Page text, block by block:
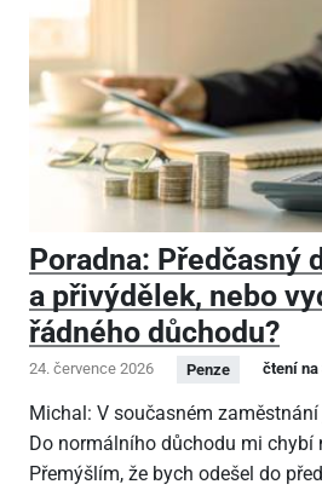
Poradna: Předčasný
a přivýdělek, nebo
řádného důchodu?
24. července 2026 Penze čtení na
Michal: V současném
Do normálního důchodu mi chybí
Přemýšlím, že bych odešel do